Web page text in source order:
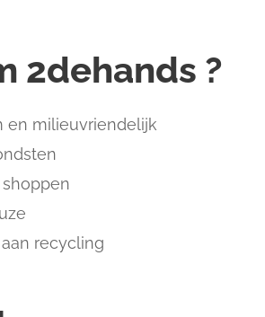
2dehands ?
en milieuvriendelijk
recycling